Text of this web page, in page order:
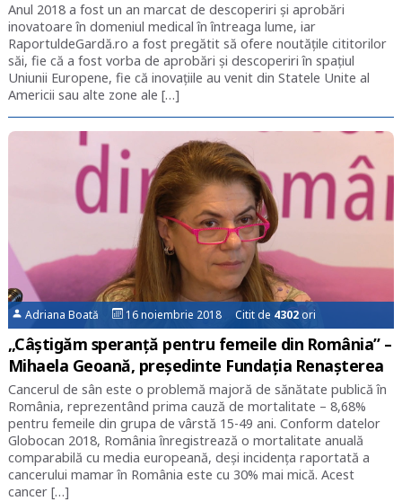
Anul 2018 a fost un an marcat de descoperiri și aprobări
inovatoare în domeniul medical în întreaga lume, iar
RaportuldeGardă.ro a fost pregătit să ofere noutățile cititorilor
săi, fie că a fost vorba de aprobări și descoperiri în spațiul
Uniunii Europene, fie că inovațiile au venit din Statele Unite al
Americii sau alte zone ale […]
Adriana Boată 16 noiembrie 2018 Citit de 4302ori
„Câștigăm speranță pentru femeile din România” –
Mihaela Geoană, președinte Fundația Renașterea
Cancerul de sân este o problemă majoră de sănătate publică în
România, reprezentând prima cauză de mortalitate – 8,68%
pentru femeile din grupa de vârstă 15-49 ani. Conform datelor
Globocan 2018, România înregistrează o mortalitate anuală
comparabilă cu media europeană, deși incidența raportată a
cancerului mamar în România este cu 30% mai mică. Acest
cancer […]